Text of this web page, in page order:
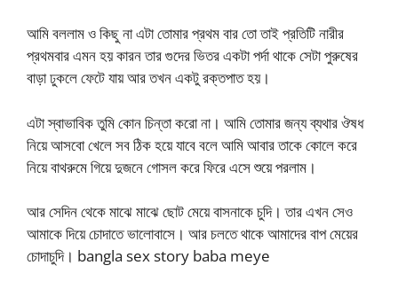
আমি বললাম ও কিছু না এটা তোমার প্রথম বার তো তাই প্রতিটি নারীর
প্রথমবার এমন হয় কারন তার গুদের ভিতর একটা পর্দা থাকে সেটা পুরুষের
বাড়া ঢুকলে ফেটে যায় আর তখন একটু রক্তপাত হয়।
এটা স্বাভাবিক তুমি কোন চিন্তা করো না। আমি তোমার জন্য ব্যথার ঔষধ
নিয়ে আসবো খেলে সব ঠিক হয়ে যাবে বলে আমি আবার তাকে কোলে করে
নিয়ে বাথরুমে গিয়ে দুজনে গোসল করে ফিরে এসে শুয়ে পরলাম।
আর সেদিন থেকে মাঝে মাঝে ছোট মেয়ে বাসনাকে চুদি। তার এখন সেও
আমাকে দিয়ে চোদাতে ভালোবাসে। আর চলতে থাকে আমাদের বাপ মেয়ের
চোদাচুদি। bangla sex story baba meye